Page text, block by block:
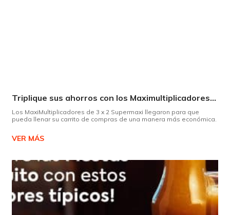
Triplique sus ahorros con los Maximultiplicadores de Supermaxi
Los MaxiMultiplicadores de 3 x 2 Supermaxi llegaron para que
pueda llenar su carrito de compras de una manera más económica.
VER MÁS